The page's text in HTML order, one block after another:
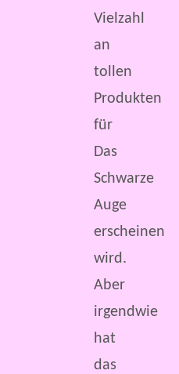
Vielzahl
an
tollen
Produkten
für
Das
Schwarze
Auge
erscheinen
wird.
Aber
irgendwie
hat
das